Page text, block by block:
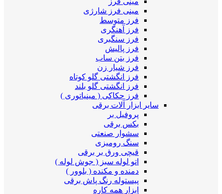
مینی فرز شارژی
فرز متوسط
فرز آهنگری
فرز سنگبری
فرز پالیش
فرز بتن ساب
فرز شیار زن
فرز انگشتی گلو کوتاه
فرز انگشتی گلو بلند
فرز حکاکی ( مینیاتوری )
سایر ابزار آلات برقی
پروفیل بر
بکس برقی
سشوار صنعتی
سنگ رومیزی
قیچی ورق بر برقی
اتو لوله سبز ( جوش لوله )
دمنده و مکنده ( بلوور )
پیستوله رنگ پاش برقی
ابزار همه کاره